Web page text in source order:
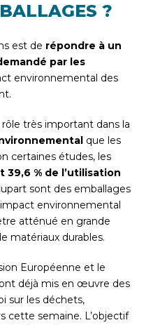
?
est de répondre à un
par les
environnemental des
très important dans la
que les
certaines études, les
% de l’utilisation
sont des emballages
environnemental
atténué en grande
matériaux durables.
Européenne et le
déjà mis en œuvre des
sur les déchets,
cette semaine. L’objectif